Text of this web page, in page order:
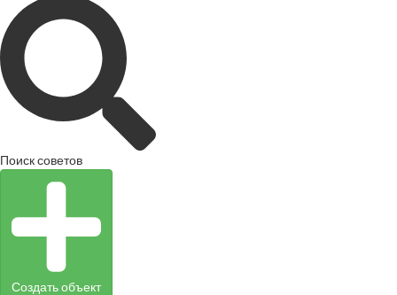
Поиск советов
Создать объект